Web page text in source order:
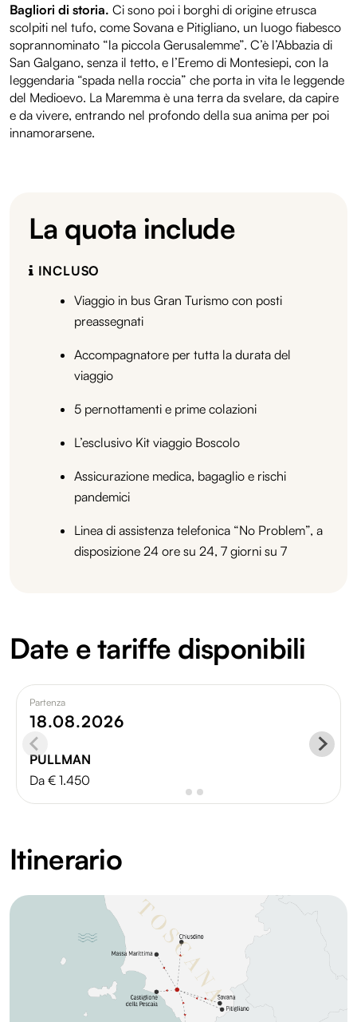
Bagliori di storia. Ci sono poi i borghi di origine etrusca
scolpiti nel tufo, come Sovana e Pitigliano, un luogo fiabesco
soprannominato “la piccola Gerusalemme”. C’è l’Abbazia di
San Galgano, senza il tetto, e l’Eremo di Montesiepi, con la
leggendaria “spada nella roccia” che porta in vita le leggende
del Medioevo. La Maremma è una terra da svelare, da capire
e da vivere, entrando nel profondo della sua anima per poi
innamorarsene.
La quota include
INCLUSO
Viaggio in bus Gran Turismo con posti
preassegnati
Accompagnatore per tutta la durata del
viaggio
5 pernottamenti e prime colazioni
L’esclusivo Kit viaggio Boscolo
Assicurazione medica, bagaglio e rischi
pandemici
Linea di assistenza telefonica “No Problem”, a
disposizione 24 ore su 24, 7 giorni su 7
Date e tariffe disponibili
Partenza
18.08.2026
PULLMAN
Da € 1.450
Itinerario